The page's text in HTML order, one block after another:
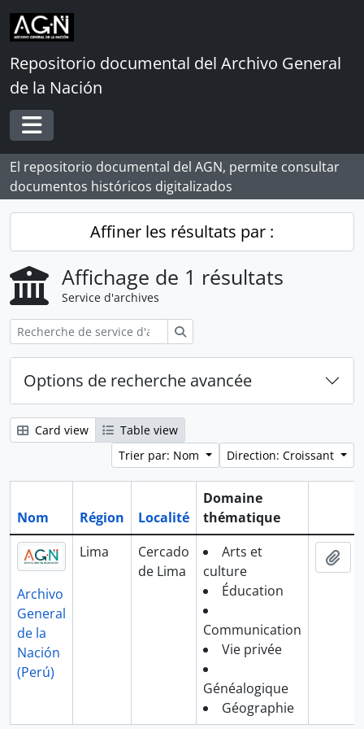
Skip to main content
Repositorio documental del Archivo General
de la Nación
Toggle navigation
El repositorio documental del AGN, permite consultar
documentos históricos digitalizados
Affiner les résultats par :
Affichage de 1 résultats
Service d'archives
Options de recherche avancée
Card view
Table view
Trier par: Nom
Direction: Croissant
Nom Région Localité
Domaine
thématique
Archivo
General
de la
Nación
(Perú)
Lima
Cercado
de Lima
Arts et
culture
Éducation
Communication
Vie privée
Généalogique
Géographie